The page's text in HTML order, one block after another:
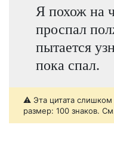
Я похож на
проспал
пытается
пока спал.
⚠️ Эта цитата
размер: 100 знаков.